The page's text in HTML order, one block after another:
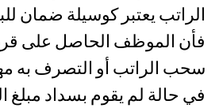
الراتب يعتبر كوسيلة ضمان
فأن الموظف الحاصل على
سحب الراتب أو التصرف به
في حالة لم يقوم بسداد مبلغ